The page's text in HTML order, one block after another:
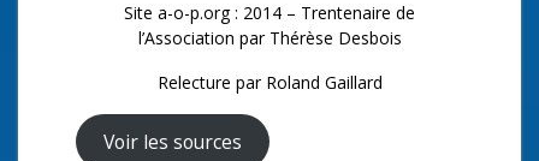
Site a-o-p.org : 2014 – Trentenaire de
l’Association par Thérèse Desbois
Relecture par Roland Gaillard
Voir les sources